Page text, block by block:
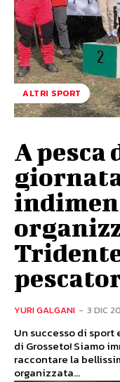
ALTRI SPORT
A pesca
YURI GALGANI - 3 DIC
Un successo di
di Grosseto! Siamo
raccontare la
organizzata...